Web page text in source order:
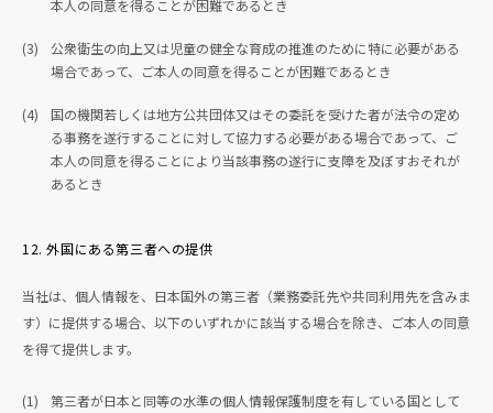
本人の同意を得ることが困難であるとき
(3)
公衆衛生の向上又は児童の健全な育成の推進のために特に必要がある
場合であって、ご本人の同意を得ることが困難であるとき
(4)
国の機関若しくは地方公共団体又はその委託を受けた者が法令の定め
る事務を遂行することに対して協力する必要がある場合であって、ご
本人の同意を得ることにより当該事務の遂行に支障を及ぼすおそれが
あるとき
12. 外国にある第三者への提供
当社は、個人情報を、日本国外の第三者（業務委託先や共同利用先を含みま
す）に提供する場合、以下のいずれかに該当する場合を除き、ご本人の同意
を得て提供します。
(1)
第三者が日本と同等の水準の個人情報保護制度を有している国として